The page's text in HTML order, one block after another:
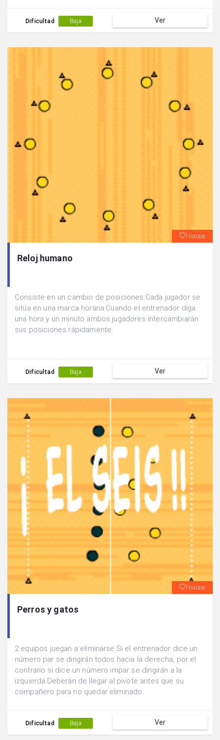
Dificultad Baja Ver
Físicos
Reloj humano
Consiste en un cambio de posiciones.Cada jugador se
sitúa en una marca horaria.Cuando el entrenador diga
una hora y un minuto ambos jugadores intercambiarán
sus posiciones rápidamente.
Dificultad Baja Ver
Físicos
Perros y gatos
2 equipos juegan a eliminarse.Si el entrenador dice un
número par se dirigirán todos hacia la derecha, por el
contrario si dice un número impar se dirigirán a la
izquierda.Deberán de llegar al pivote antes que su
compañero para no quedar eliminado.
Dificultad Baja Ver